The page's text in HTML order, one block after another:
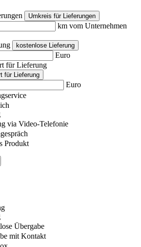
Umkreis für Lieferungen
km vom Unternehmen
kostenlose Lieferung
Euro
für Lieferung
für Lieferung
Euro
via Video-Telefonie
Produkt
Übergabe
mit Kontakt